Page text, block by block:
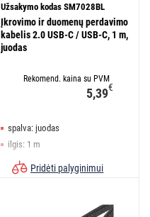
Užsakymo kodas SM7028BL
Įkrovimo ir duomenų perdavimo
kabelis 2.0 USB-C / USB-C, 1 m,
juodas
Rekomend. kaina su PVM
5,39€
spalva: juodas
ilgis: 1 m
jungtys: C kištukas – C kištukas
Pridėti palyginimui